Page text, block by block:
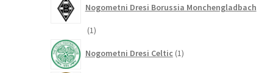
Nogometni Dresi Borussia Monchengladbach
11
Nogometni Dresi Celtic 1izdelek